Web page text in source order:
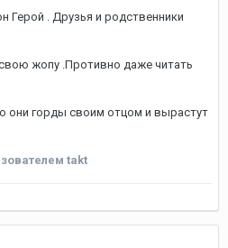
Герой . Друзья и родственники
жопу .Противно даже читать
они горды своим отцом и вырастут
takt